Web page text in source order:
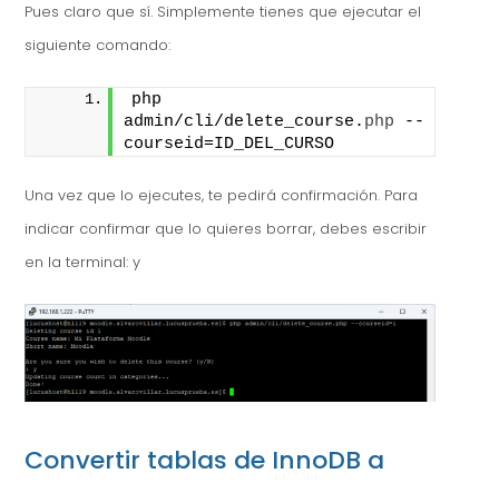
Pues claro que sí. Simplemente tienes que ejecutar el
siguiente comando:
php
admin/cli/delete_course. php --
courseid=ID_DEL_CURSO
Una vez que lo ejecutes, te pedirá confirmación. Para
indicar confirmar que lo quieres borrar, debes escribir
en la terminal: y
Convertir tablas de InnoDB a